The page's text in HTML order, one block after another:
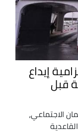
إيداع
قبل
الاجتماعي،